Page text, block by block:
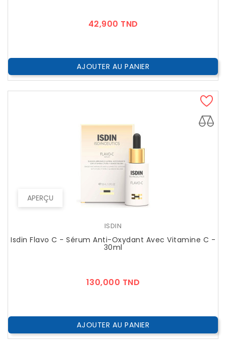
42,900 TND
AJOUTER AU PANIER
APERÇU
ISDIN
Isdin Flavo C - Sérum Anti-Oxydant Avec Vitamine C -
30ml
130,000 TND
AJOUTER AU PANIER